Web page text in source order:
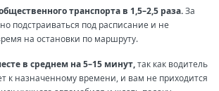
транспорта в 1,5–2,5 раза.За
подстраиваться под расписание и не
на остановки по маршруту.
в среднем на 5–15 минут,так как водитель
к назначенному времени, и вам не приходится